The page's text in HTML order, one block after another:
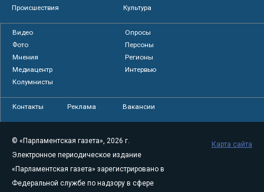
Происшествия
Культура
Видео
Опросы
Фото
Персоны
Мнения
Регионы
Медиацентр
Интервью
Колумнисты
Контакты Реклама Вакансии
© «Парламентская газета», 2026 г.
Электронное периодическое издание
«Парламентская газета» зарегистрировано в
Федеральной службе по надзору в сфере
Карта сайта